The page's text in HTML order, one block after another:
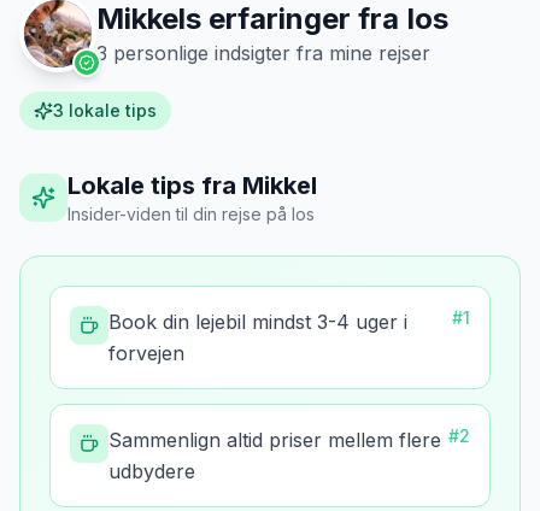
Mikkels erfaringer fra Ios
3 personlige indsigter fra mine rejser
3 lokale tips
Lokale tips fra Mikkel
Insider-viden til din rejse på Ios
Book din lejebil mindst 3-4 uger i
forvejen
#1
Sammenlign altid priser mellem flere
udbydere
#2